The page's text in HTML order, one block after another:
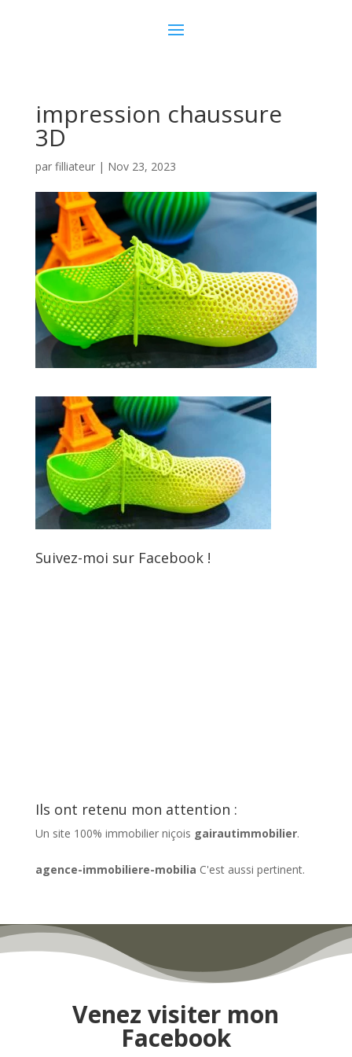
impression chaussure
3D
par filliateur| Nov 23, 2023
Suivez-moi sur Facebook !
Ils ont retenu mon attention :
Un site 100% immobilier niçois gairautimmobilier.
agence-immobiliere-mobilia C'est aussi pertinent.
Venez visiter mon
Facebook